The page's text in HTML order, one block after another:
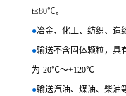
t≤80℃。
●冶金、化工、纺织、造
●输送不含固体颗粒，具
为-20℃～+120℃
●输送汽油、煤油、柴油